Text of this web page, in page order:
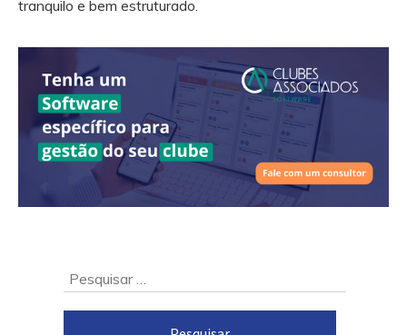
tranquilo e bem estruturado.
Pesquisar